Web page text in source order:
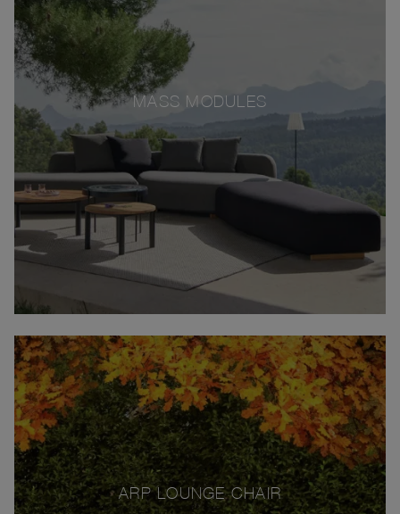
MASS MODULES
ARP LOUNGE CHAIR